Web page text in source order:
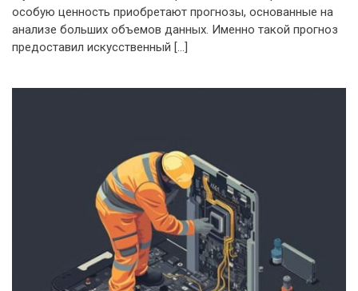
особую ценность приобретают прогнозы, основанные на
анализе больших объемов данных. Именно такой прогноз
предоставил искусственный […]